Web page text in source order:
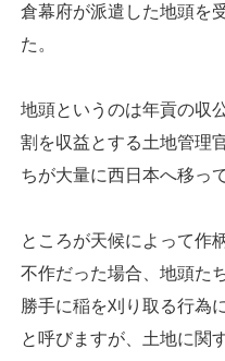
倉幕府が派遣した地頭を
た。
地頭というのは年貢の収
割を収益とする土地管理
ちが大量に西日本へ移っ
ところが天候によって作
不作だった場合、地頭た
勝手に稲を刈り取る行為
と呼びますが、土地に関